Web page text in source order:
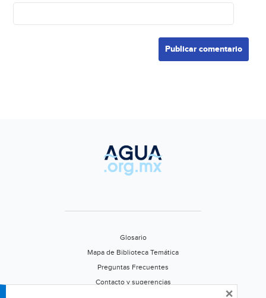
Glosario
Mapa de Biblioteca Temática
Preguntas Frecuentes
Contacto y sugerencias